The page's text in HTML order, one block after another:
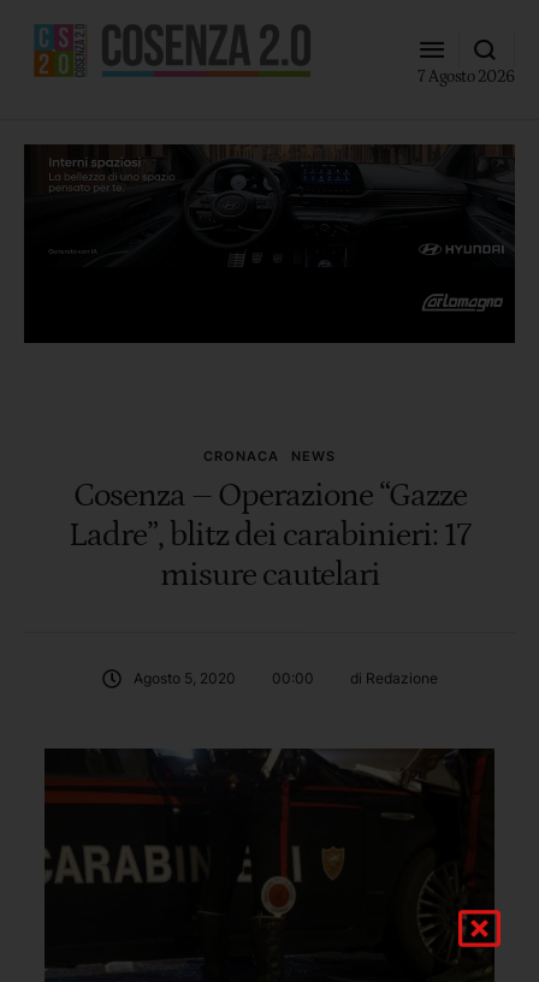
7 Agosto 2026
CRONACA NEWS
Cosenza – Operazione “Gazze
Ladre”, blitz dei carabinieri: 17
misure cautelari
Agosto 5, 2020 00:00 di Redazione